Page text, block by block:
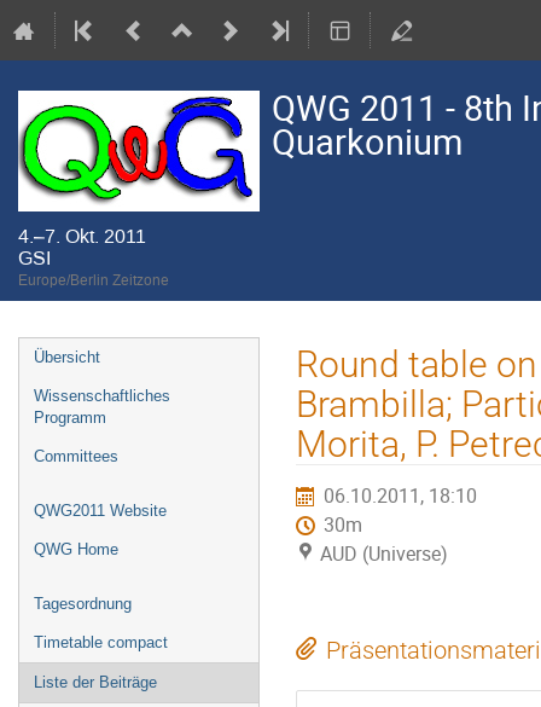
QWG 2011 - 8th
Quarkonium
4.–7. Okt. 2011
GSI
Europe/Berlin Zeitzone
Veranstaltungsmenü
Übersicht
Wissenschaftliches
Programm
Committees
QWG2011 Website
QWG Home
Tagesordnung
Timetable compact
Liste der Beiträge
Round table
Brambilla;
Morita, P.
06.10.2011, 18:10
30m
AUD (Universe)